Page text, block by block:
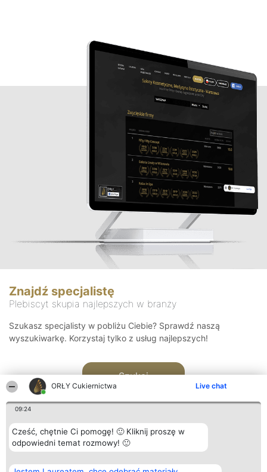
ORŁY Cukiernictwa Live chat
09:24
Cześć, chętnie Ci pomogę! 🙂 Kliknij proszę w
odpowiedni temat rozmowy! 🙂
Znajdź specjalistę
Plebiscyt skupia najlepszych w branży
Szukasz specjalisty w pobliżu Ciebie? Sprawdź naszą
wyszukiwarkę. Korzystaj tylko z usług najlepszych!
Szukaj
Organizator plebiscytu Plebiscyt Kontakt